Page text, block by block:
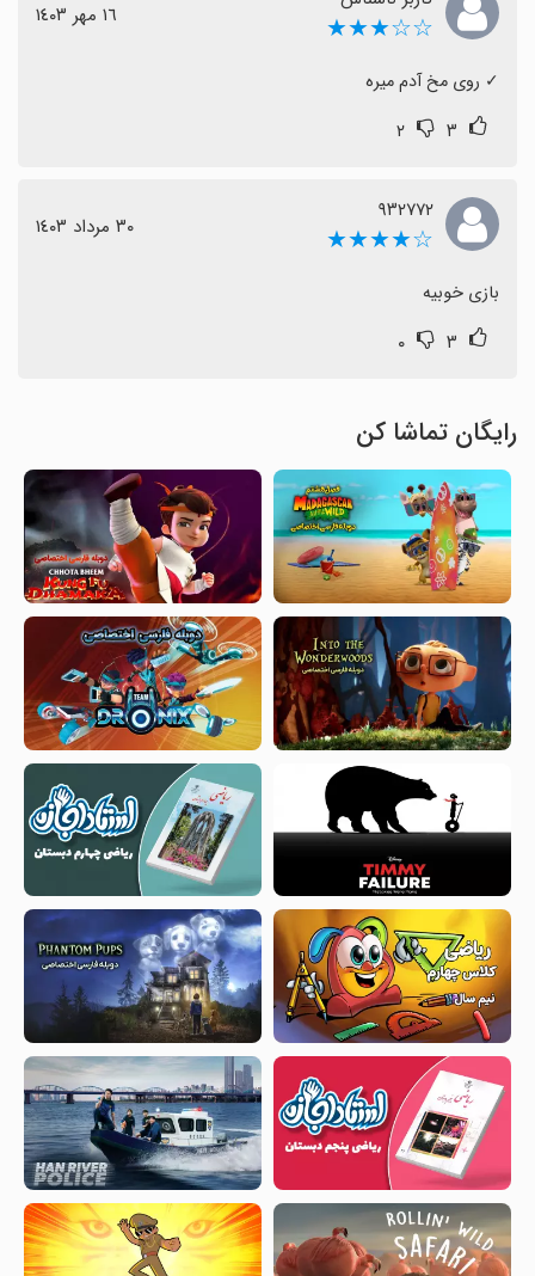
☆☆★★★ ١٦ مهر ١٤٠٣
‏✓ روی مخ آدم میره
۳ ۲
۹۳۲۷۷۲
☆★★★★ ٣٠ مرداد ١٤٠٣
بازی خوبیه
۳ ۰
رایگان تماشا کن